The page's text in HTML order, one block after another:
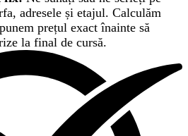
adresele și etajul. Calculăm
prețul exact înainte să
la final de cursă.